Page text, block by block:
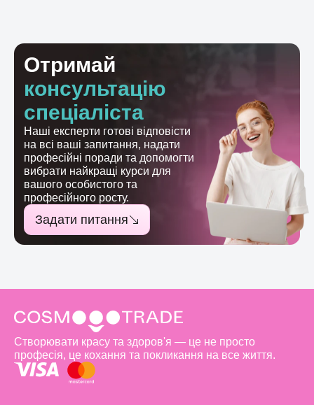
Отримай
консультацію
спеціаліста
Наші експерти готові відповісти
на всі ваші запитання, надати
професійні поради та допомогти
вибрати найкращі курси для
вашого особистого та
професійного росту.
Задати питання
Створювати красу та здоров'я — це не просто
професія, це кохання та покликання на все життя.